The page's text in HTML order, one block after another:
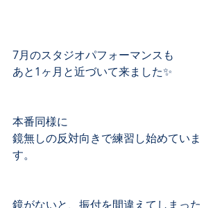
7月のスタジオパフォーマンスも
あと1ヶ月と近づいて来ました✨
本番同様に
鏡無しの反対向きで練習し始めていま
す。
鏡がないと、振付を間違えてしまった